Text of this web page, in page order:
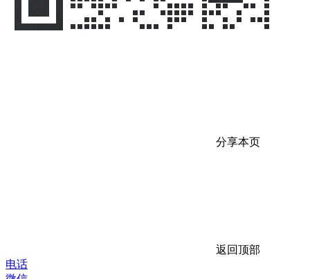
分享本页
返回顶部
电话